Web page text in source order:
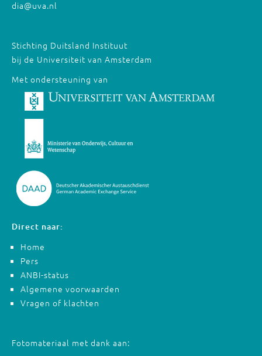
dia@uva.nl
Stichting Duitsland Instituut
bij de Universiteit van Amsterdam
Met ondersteuning van
Direct naar:
Home
Pers
ANBI-status
Algemene voorwaarden
Vragen of klachten
Fotomateriaal met dank aan: